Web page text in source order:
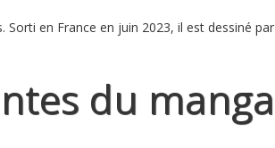
en France en juin 2023, il est dessiné par
du manga